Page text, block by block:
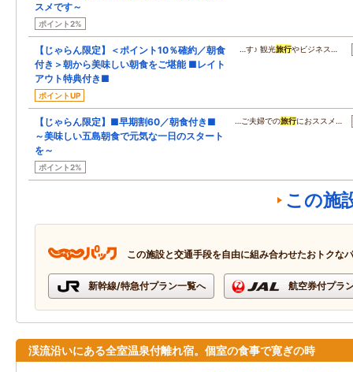
スメです～
ポイント2%
【じゃらん限定】＜ポイント10％確約／朝食
付き＞朝から美味しい朝食をご堪能 ■レイト
アウト特典付き■
ポイントUP
…す♪ 観光旅行やビジネス…
【じゃらん限定】■早期割60／朝食付き■
～美味しい五島朝食で元気な一日のスタート
を～
ポイント2%
…ご夫婦での旅行におススメ…
この施
この施設と交通手段を自由に組み合わせたおトクな
新幹線/特急付プラン一覧へ 航空券付プラ
渓流沿いにある全室温泉付離れ宿。個室の食事で寛ぎの時